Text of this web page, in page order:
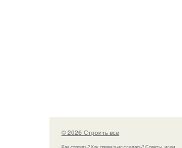
© 2026 Строить все
Как строить? Как правильно сделать? Советы, идеи.